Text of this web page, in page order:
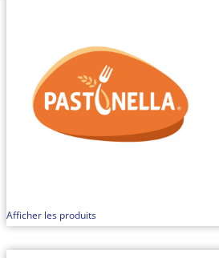
Afficher les produits